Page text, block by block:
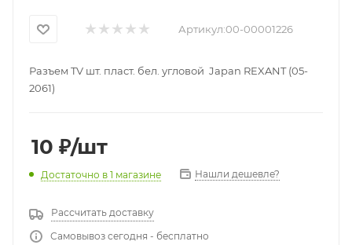
Артикул:00-00001226
Разъем TV шт. пласт. бел. угловой Japan REXANT (05-
2061)
10 ₽/шт
Достаточно в 1 магазине Нашли дешевле?
Рассчитать доставку
Самовывоз сегодня - бесплатно